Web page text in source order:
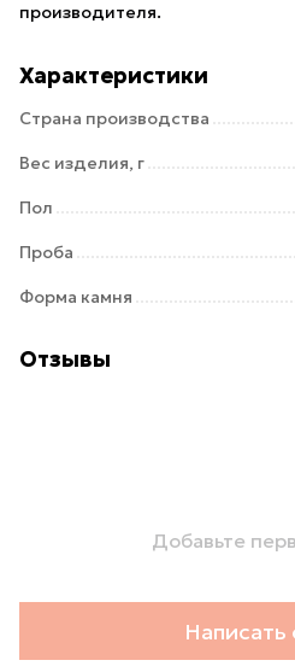
производителя.
Характеристики
Страна производства
Вес изделия, г
Пол
Проба
Форма камня
Отзывы
Добавьте
Написать